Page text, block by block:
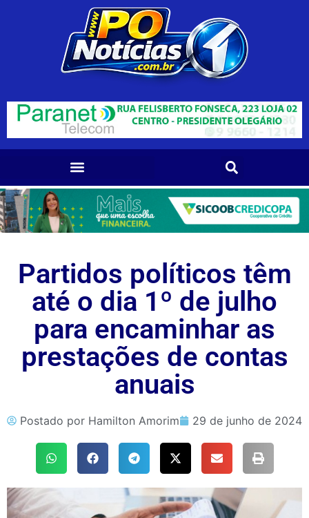
Partidos políticos têm
até o dia 1º de julho
para encaminhar as
prestações de contas
anuais
Postado por Hamilton Amorim 29 de junho de 2024